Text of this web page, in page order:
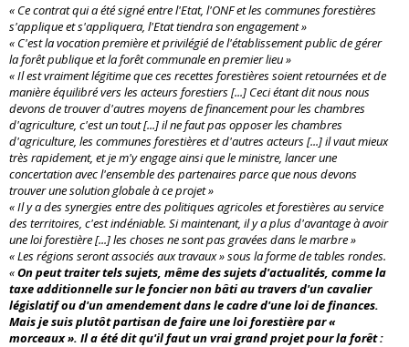
« Ce contrat qui a été signé entre l'Etat, l'ONF et les communes forestières
s'applique et s'appliquera, l'Etat tiendra son engagement »
« C'est la vocation première et privilégié de l'établissement public de gérer
la forêt publique et la forêt communale en premier lieu »
« Il est vraiment légitime que ces recettes forestières soient retournées et de
manière équilibré vers les acteurs forestiers [...] Ceci étant dit nous nous
devons de trouver d'autres moyens de financement pour les chambres
d'agriculture, c'est un tout [...] il ne faut pas opposer les chambres
d'agriculture, les communes forestières et d'autres acteurs [...] il vaut mieux
très rapidement, et je m'y engage ainsi que le ministre, lancer une
concertation avec l'ensemble des partenaires parce que nous devons
trouver une solution globale à ce projet »
« Il y a des synergies entre des politiques agricoles et forestières au service
des territoires, c'est indéniable. Si maintenant, il y a plus d'avantage à avoir
une loi forestière [...] les choses ne sont pas gravées dans le marbre »
« Les régions seront associés aux travaux » sous la forme de tables rondes.
«On peut traiter tels sujets, même des sujets d'actualités, comme la
taxe additionnelle sur le foncier non bâti au travers d'un cavalier
législatif ou d'un amendement dans le cadre d'une loi de finances.
Mais je suis plutôt partisan de faire une loi forestière par «
morceaux ». Il a été dit qu'il faut un vrai grand projet pour la forêt :